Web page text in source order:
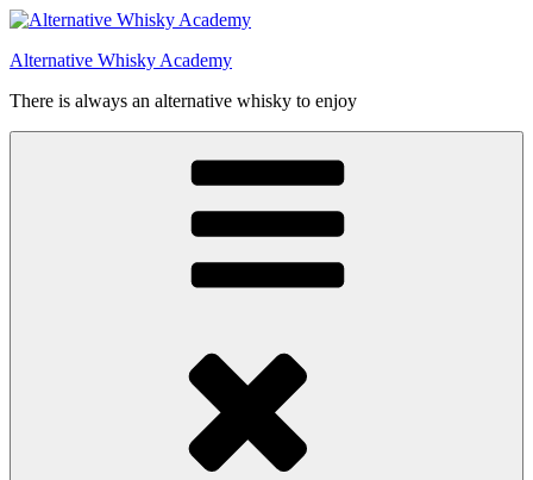
Videre
indhold
Alternative Whisky Academy
There is always an alternative whisky to enjoy